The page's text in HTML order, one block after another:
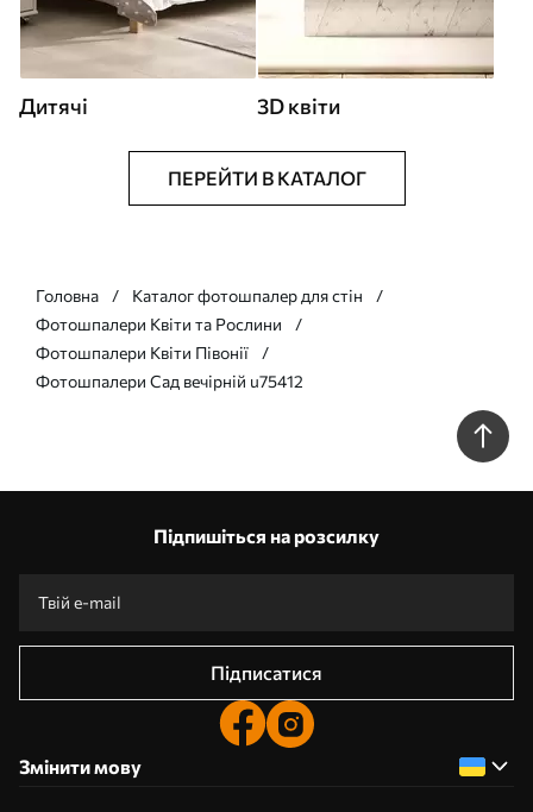
Дитячі 3D квіти
ПЕРЕЙТИ В КАТАЛОГ
Головна
Каталог фотошпалер для стін
Фотошпалери Квіти та Рослини
Фотошпалери Квіти Півонії
Фотошпалери Сад вечірній u75412
Підпишіться на розсилку
Підписатися
Змінити мову